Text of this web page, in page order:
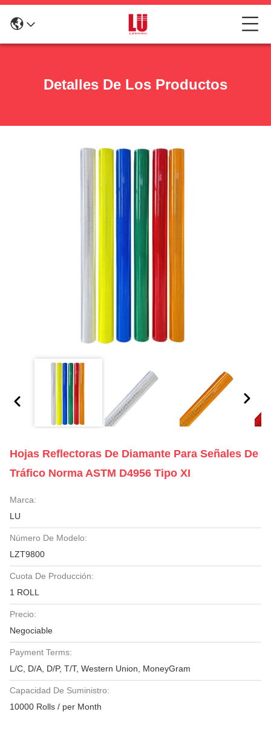
Detalles De Los Productos
Hojas Reflectoras De Diamante Para Señales De
Tráfico Norma ASTM D4956 Tipo XI
Marca:
LU
Número De Modelo:
LZT9800
Cuota De Producción:
1 ROLL
Precio:
Negociable
Payment Terms:
L/C, D/A, D/P, T/T, Western Union, MoneyGram
Capacidad De Suministro:
10000 Rolls / per Month